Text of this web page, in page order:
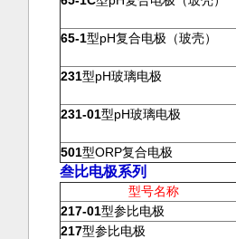
65-1型pH复合电极（玻壳）
231型pH玻璃电极
231-01型pH玻璃电极
501型ORP复合电极
叁比电极系列
型号名称
217-01型参比电极
217型参比电极